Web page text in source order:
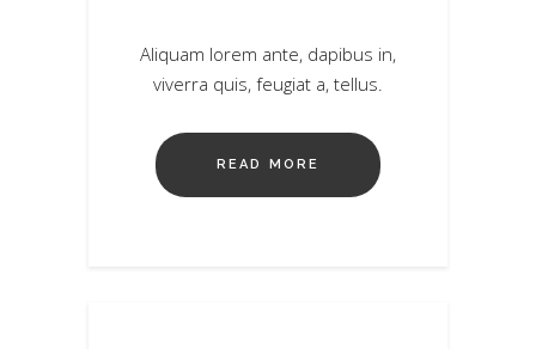
Aliquam lorem ante, dapibus in,
viverra quis, feugiat a, tellus.
READ MORE